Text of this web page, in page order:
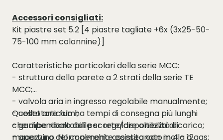
Accessori consigliati:
Kit piastre set 5.2 [4 piastre tagliate +6x (3x25-50-
75-100 mm colonnine)]
Caratteristiche particolari della serie MCC:
- struttura della parete a 2 strati della serie TE
MCC;
- valvola aria in ingresso regolabile manualmente;
- collettore fumi;
- gambe ribaltabili per regolare altezza di carico;
- apertura del coperchio assistita con molla a gas;
Questo articolo ha tempi di consegna più lunghi
chedipendono dalle scorte/disponibilità di
magazzino.Normalmenteconsegnato in4 - 12